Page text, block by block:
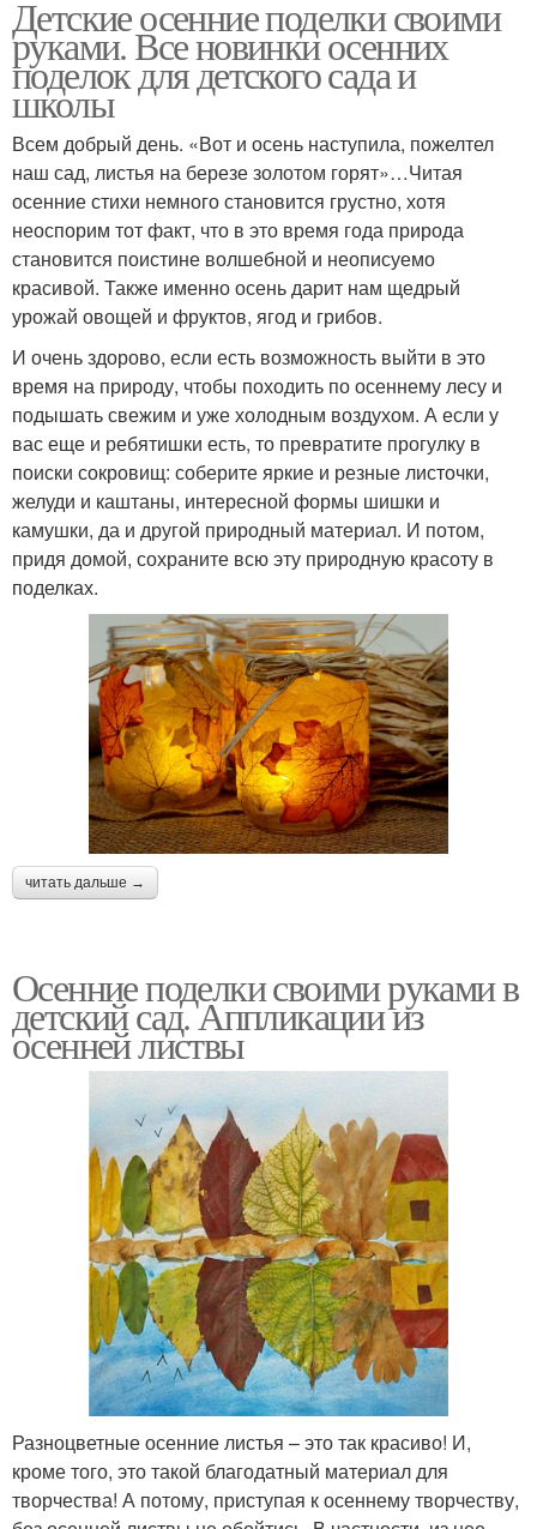
Детские осенние поделки своими
руками. Все новинки осенних
поделок для детского сада и
школы
Всем добрый день. «Вот и осень наступила, пожелтел
наш сад, листья на березе золотом горят»…Читая
осенние стихи немного становится грустно, хотя
неоспорим тот факт, что в это время года природа
становится поистине волшебной и неописуемо
красивой. Также именно осень дарит нам щедрый
урожай овощей и фруктов, ягод и грибов.
И очень здорово, если есть возможность выйти в это
время на природу, чтобы походить по осеннему лесу и
подышать свежим и уже холодным воздухом. А если у
вас еще и ребятишки есть, то превратите прогулку в
поиски сокровищ: соберите яркие и резные листочки,
желуди и каштаны, интересной формы шишки и
камушки, да и другой природный материал. И потом,
придя домой, сохраните всю эту природную красоту в
поделках.
читать дальше →
Осенние поделки своими руками в
детский сад. Аппликации из
осенней листвы
Разноцветные осенние листья – это так красиво! И,
кроме того, это такой благодатный материал для
творчества! А потому, приступая к осеннему творчеству,